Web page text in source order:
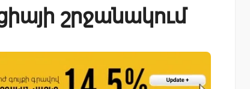
շրջանակում